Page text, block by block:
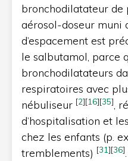
bronchodilatateur de
aérosol-doseur muni
d’espacement est
le salbutamol, parce
bronchodilatateurs
respiratoires avec
nébuliseur [2][16][35],
d’hospitalisation et
chez les enfants (p.
tremblements) [31][36]